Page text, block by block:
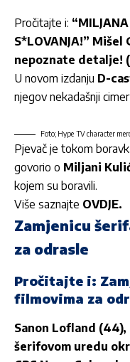
Pročitajte i:
S*LOVANJA!”
nepoznate detalje!
U novom izdanju D-
njegov nekadašnji
Foto; Hype TVcharacter
Pjevač je tokom
govorio o Miljani
kojem su boravili.
Više saznajte OVDJE.
Zamjenicu
za odrasle
Pročitajte i:
filmovima za
Sanon Lofland
šerifovom uredu